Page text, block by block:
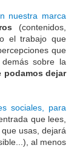
nuestra marca
(contenidos,
el trabajo que
que
sobre la
podamos dejar
sociales, para
que lees,
usas, dejará
al menos